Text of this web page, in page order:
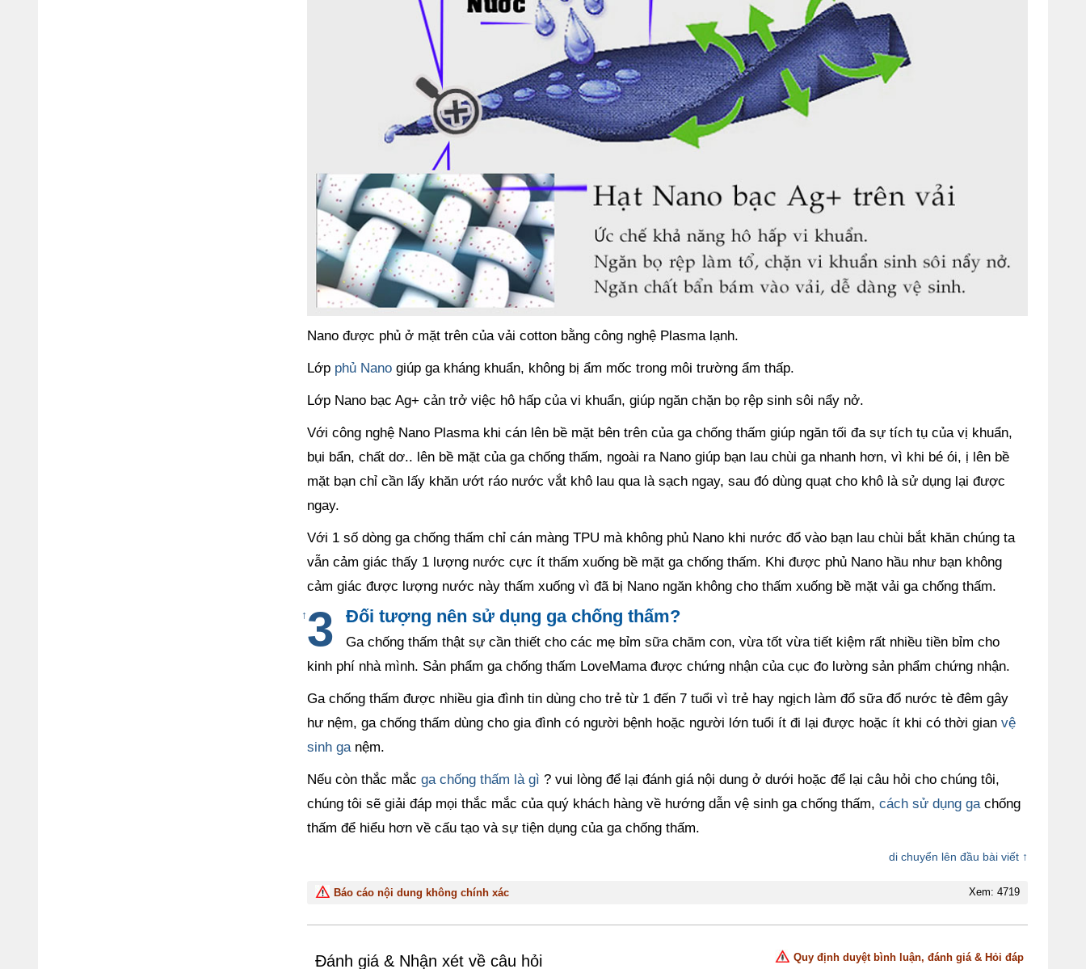
Nano được phủ ở mặt trên của vải cotton bằng công nghệ Plasma lạnh.
Lớp phủ Nanogiúp ga kháng khuẩn, không bị ẩm mốc trong môi trường ẩm thấp.
Lớp Nano bạc Ag+ cản trở việc hô hấp của vi khuẩn, giúp ngăn chặn bọ rệp sinh sôi nẩy nở.
Với công nghệ Nano Plasma khi cán lên bề mặt bên trên của ga chống thấm giúp ngăn tối đa sự tích tụ của vị khuẩn,
bụi bẩn, chất dơ.. lên bề mặt của ga chống thấm, ngoài ra Nano giúp bạn lau chùi ga nhanh hơn, vì khi bé ói, ị lên bề
mặt bạn chỉ cần lấy khăn ướt ráo nước vắt khô lau qua là sạch ngay, sau đó dùng quạt cho khô là sử dụng lại được
ngay.
Với 1 số dòng ga chống thấm chỉ cán màng TPU mà không phủ Nano khi nước đổ vào bạn lau chùi bắt khăn chúng ta
vẫn cảm giác thấy 1 lượng nước cực ít thấm xuống bề mặt ga chống thấm. Khi được phủ Nano hầu như bạn không
cảm giác được lượng nước này thấm xuống vì đã bị Nano ngăn không cho thấm xuống bề mặt vải ga chống thấm.
↑ Đối tượng nên sử dụng ga chống thấm?
Ga chống thấm thật sự cần thiết cho các mẹ bỉm sữa chăm con, vừa tốt vừa tiết kiệm rất nhiều tiền bỉm cho
kinh phí nhà mình. Sản phẩm ga chống thấm LoveMama được chứng nhận của cục đo lường sản phẩm chứng nhận.
Ga chống thấm được nhiều gia đình tin dùng cho trẻ từ 1 đến 7 tuổi vì trẻ hay ngịch làm đổ sữa đổ nước tè đêm gây
hư nệm, ga chống thấm dùng cho gia đình có người bệnh hoặc người lớn tuổi ít đi lại được hoặc ít khi có thời gian vệ
sinh ganệm.
Nếu còn thắc mắc ga chống thấm là gì ? vui lòng để lại đánh giá nội dung ở dưới hoặc để lại câu hỏi cho chúng tôi,
chúng tôi sẽ giải đáp mọi thắc mắc của quý khách hàng về hướng dẫn vệ sinh ga chống thấm, cách sử dụng gachống
thấm để hiểu hơn về cấu tạo và sự tiện dụng của ga chống thấm.
di chuyển lên đầu bài viết ↑
Xem: 4719
Báo cáo nội dung không chính xác
Đánh giá & Nhận xét về câu hỏi Quy định duyệt bình luận, đánh giá & Hỏi đáp